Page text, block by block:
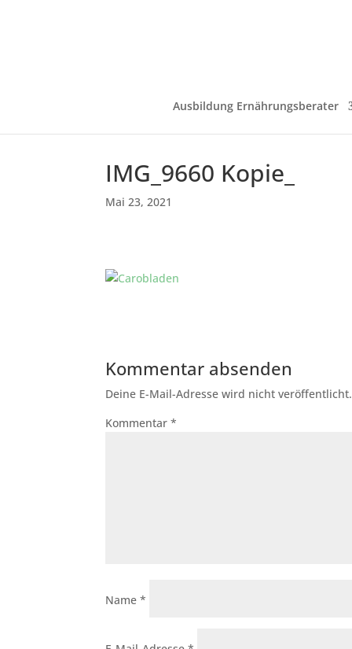
Ausbildung Ernährungsberater
IMG_9660 Kopie_
Mai 23, 2021
Kommentar absenden
Deine E-Mail-Adresse wird nicht veröffentlicht.
Kommentar*
Name*